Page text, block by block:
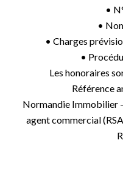
•
•
• Charges
•
Les honoraires
Référence
Normandie Immobilier
agent commercial